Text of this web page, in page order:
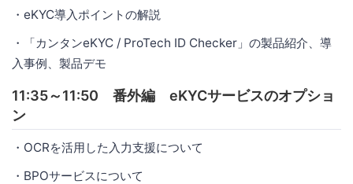
・eKYC導入ポイントの解説
・「カンタンeKYC / ProTech ID Checker」の製品紹介、導
入事例、製品デモ
11:35～11:50 番外編 eKYCサービスのオプショ
ン
・OCRを活用した入力支援について
・BPOサービスについて